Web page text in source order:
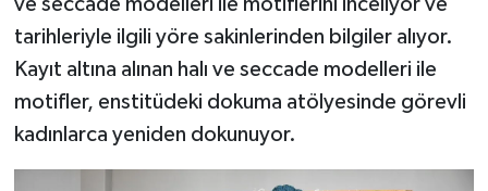
ve seccade modelleri ile motiflerini inceliyor ve
tarihleriyle ilgili yöre sakinlerinden bilgiler alıyor.
Kayıt altına alınan halı ve seccade modelleri ile
motifler, enstitüdeki dokuma atölyesinde görevli
kadınlarca yeniden dokunuyor.